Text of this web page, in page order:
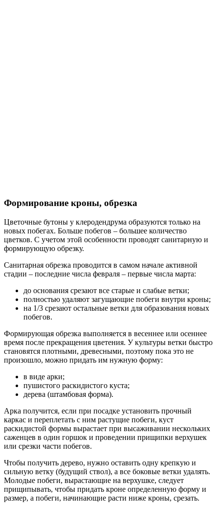
Формирование кроны, обрезка
Цветочные бутоны у клеродендрума образуются только на
новых побегах. Больше побегов – большее количество
цветков. С учетом этой особенности проводят санитарную и
формирующую обрезку.
Санитарная обрезка проводится в самом начале активной
стадии – последние числа февраля – первые числа марта:
до основания срезают все старые и слабые ветки;
полностью удаляют загущающие побеги внутри кроны;
на 1/3 срезают остальные ветки для образования новых
побегов.
Формирующая обрезка выполняется в весеннее или осеннее
время после прекращения цветения. У культуры ветки быстро
становятся плотными, древесными, поэтому пока это не
произошло, можно придать им нужную форму:
в виде арки;
пушистого раскидистого куста;
дерева (штамбовая форма).
Арка получится, если при посадке установить прочный
каркас и переплетать с ним растущие побеги, куст
раскидистой формы вырастает при высаживании нескольких
саженцев в один горшок и проведении прищипки верхушек
или срезки части побегов.
Чтобы получить дерево, нужно оставить одну крепкую и
сильную ветку (будущий ствол), а все боковые ветки удалять.
Молодые побеги, вырастающие на верхушке, следует
прищипывать, чтобы придать кроне определенную форму и
размер, а побеги, начинающие расти ниже кроны, срезать.